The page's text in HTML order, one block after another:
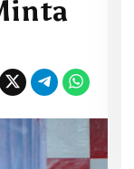
Ekspor
HS 28